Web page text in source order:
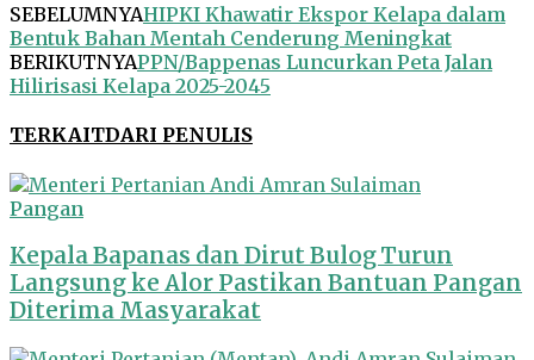
SEBELUMNYAHIPKI Khawatir Ekspor Kelapa dalam
Bentuk Bahan Mentah Cenderung Meningkat
BERIKUTNYAPPN/Bappenas Luncurkan Peta Jalan
Hilirisasi Kelapa 2025-2045
TERKAITDARI PENULIS
Pangan
Kepala Bapanas dan Dirut Bulog Turun
Langsung ke Alor Pastikan Bantuan Pangan
Diterima Masyarakat